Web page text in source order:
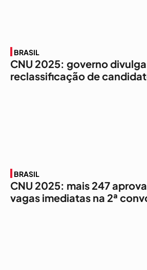
BRASIL
CNU 2025: governo
reclassificação de
BRASIL
CNU 2025: mais 247
vagas imediatas na 2ª